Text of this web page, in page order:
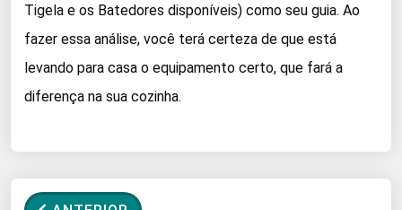
Tigela e os Batedores disponíveis) como seu guia. Ao
fazer essa análise, você terá certeza de que está
levando para casa o equipamento certo, que fará a
diferença na sua cozinha.